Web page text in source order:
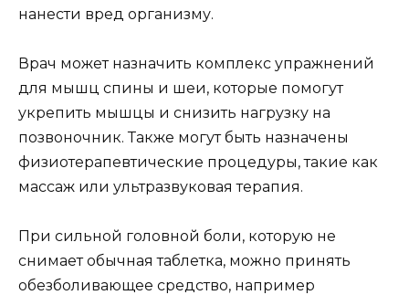
нанести вред организму.
Врач может назначить комплекс упражнений
для мышц спины и шеи, которые помогут
укрепить мышцы и снизить нагрузку на
позвоночник. Также могут быть назначены
физиотерапевтические процедуры, такие как
массаж или ультразвуковая терапия.
При сильной головной боли, которую не
снимает обычная таблетка, можно принять
обезболивающее средство, например